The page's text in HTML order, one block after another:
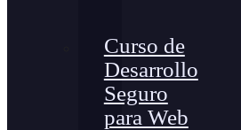
Curso de
Desarrollo
Seguro
para Web